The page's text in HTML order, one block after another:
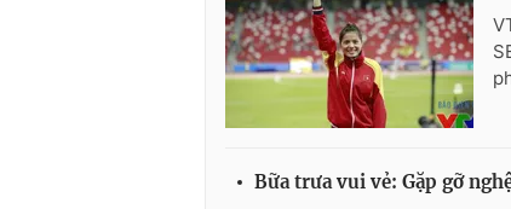
Bữa trưa vui vẻ: Gặp gỡ